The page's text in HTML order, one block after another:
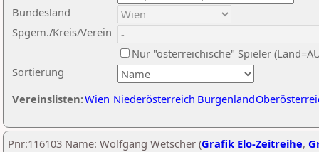
Sortierung
Bundesland
Spgem./Kreis/Verein
Nur "österreichische" Spieler
Vereinslisten:Wien Niederösterreich Burgenland
Pnr:116103 Name: Wolfgang Wetscher (Grafik Elo-Zeitreihe,